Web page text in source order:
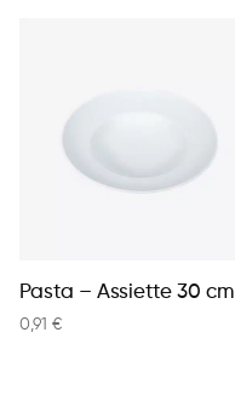
Pasta – Assiette 30 cm
0,91 €